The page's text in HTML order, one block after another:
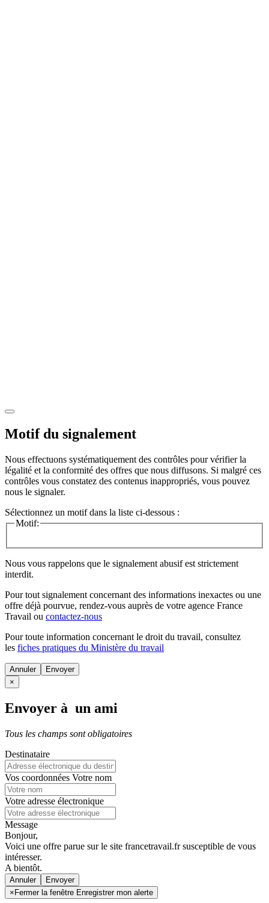
Motif du signalement
Nous effectuons systématiquement des contrôles pour vérifier la
légalité et la conformité des offres que nous diffusons. Si malgré ces
contrôles vous constatez des contenus inappropriés, vous pouvez
nous le signaler.
Sélectionnez un motif dans la liste ci-dessous :
Motif:
Nous vous rappelons que le signalement abusif est strictement
interdit.
Pour tout signalement concernant des informations inexactes ou une
offre déjà pourvue, rendez-vous auprès de votre agence France
Travail ou contactez-nous
Pour toute information concernant le droit du travail, consultez
les fiches pratiques du Ministère du travail
Annuler
×
Envoyer à un ami
Tous les champs sont obligatoires
Destinataire
Vos coordonnées Votre nom
Votre adresse électronique
Message
Bonjour,
Voici une offre parue sur le site francetravail.fr susceptible de vous
intéresser.
A bientôt.
Annuler
× Fermer la fenêtre Enregistrer mon alerte